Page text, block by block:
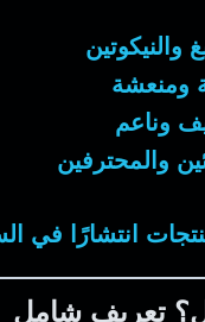
والنيكوتين
ومنعشة
وناعم
والمحترفين
انتشارًا في
تعريف شامل